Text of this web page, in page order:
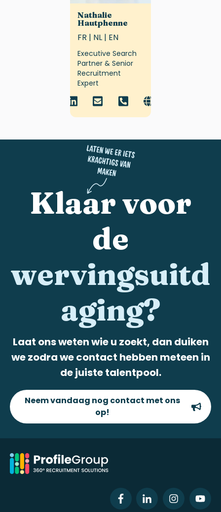
Nathalie
Hautphenne
FR | NL | EN
Executive Search
Partner & Senior
Recruitment
Expert
Klaar voor
de
wervingsuitd
aging?
Laat ons weten wie u zoekt, dan duiken
we zodra we contact hebben meteen in
de juiste talentpool.
Neem vandaag nog contact met ons
op!